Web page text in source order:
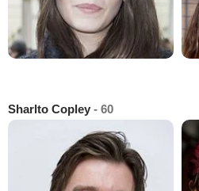
Sharlto Copley - 60